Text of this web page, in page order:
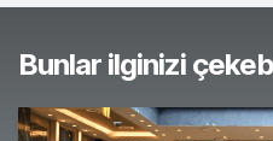
Bunlar ilginizi